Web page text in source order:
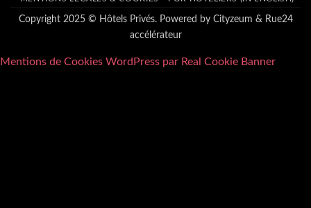
Copyright 2025 © Hôtels Privés. Powered by Cityzeum & Rue24
accélérateur
Mentions de Cookies WordPress par Real Cookie Banner